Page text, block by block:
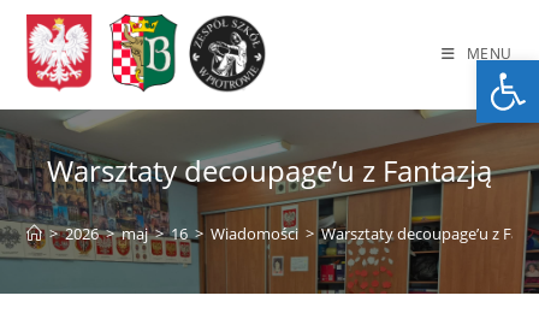
Skip
content
MENU
Warsztaty decoupage’u z Fantazją
> 2026 > maj > 16 > Wiadomości > Warsztaty decoupage’u z